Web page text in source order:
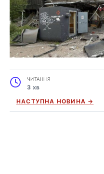
ЧИТАННЯ
3 хв
НАСТУПНА НОВИНА →